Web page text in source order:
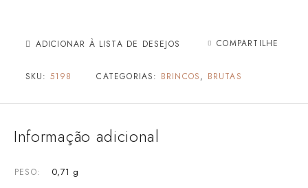
ADICIONAR À LISTA DE DESEJOS COMPARTILHE
SKU: 5198 CATEGORIAS: BRINCOS, BRUTAS
Informação adicional
PESO 0,71 g